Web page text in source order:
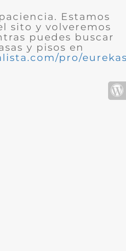
Estamos
sito y volveremos
puedes buscar
y pisos en
pro/